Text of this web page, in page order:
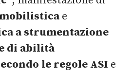
e
a strumentazione
di abilità
le regole ASI e